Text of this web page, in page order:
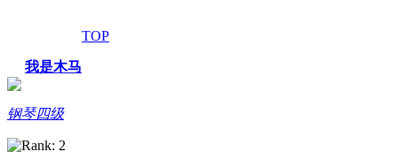
TOP
我是木马
钢琴四级